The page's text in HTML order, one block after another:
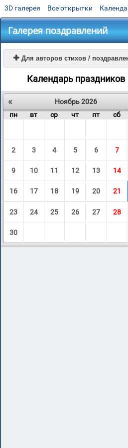
3D галерея Все открытки
Галерея поздравлений
 Для авторов стихов /
Календарь праздников
«
Ноябрь 2026
пн
вт ср чт пт сб
2 3 4 5 6 7
9 10 11 12 13 14
16 17 18 19 20 21
23 24 25 26 27 28
30